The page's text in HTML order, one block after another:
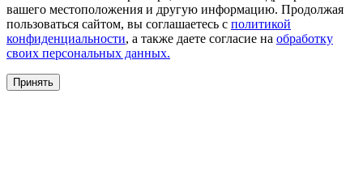
вашего местоположения и другую информацию. Продолжая
пользоваться сайтом, вы соглашаетесь с политикой
конфиденциальности, а также даете согласие на обработку
своих персональных данных.
Принять